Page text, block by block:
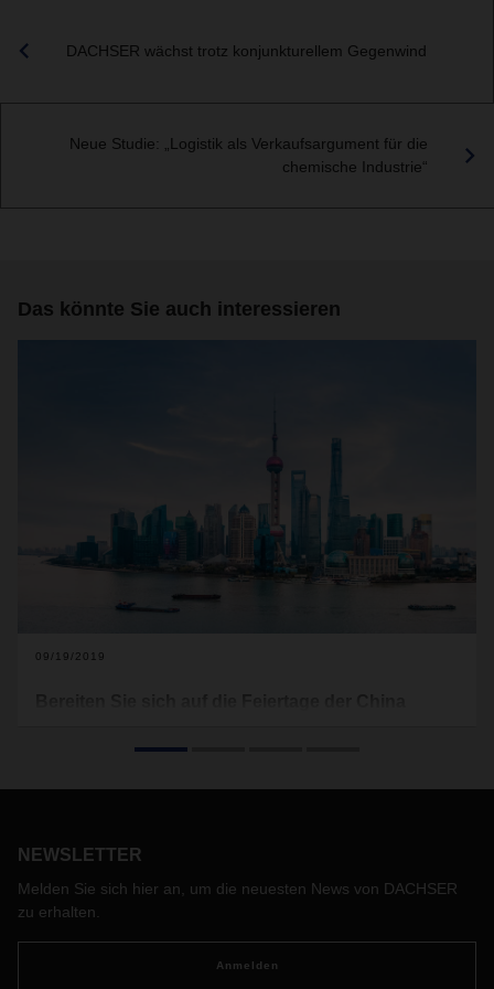
DACHSER wächst trotz konjunkturellem Gegenwind
Neue Studie: „Logistik als Verkaufsargument für die
chemische Industrie“
Das könnte Sie auch interessieren
09/19/2019
von einem einwöchigen Urlaub. Während der Goldenen
Betrieb ein. Einige nehmen ihre Arbeit erst einige Tage nach
Daher ist die Vorferienzeit für Logistik und Transport sehr
NEWSLETTER
Melden Sie sich hier an, um die neuesten News von DACHSER
zu erhalten.
Anmelden